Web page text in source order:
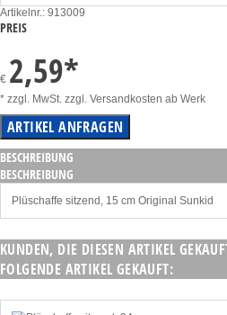
Artikelnr.: 913009
PREIS
€ 2,59*
* zzgl. MwSt. zzgl. Versandkosten ab Werk
BESCHREIBUNG
BESCHREIBUNG
Plüschaffe sitzend, 15 cm Original Sunkid
KUNDEN, DIE DIESEN ARTIKEL
FOLGENDE ARTIKEL GEKAUFT: